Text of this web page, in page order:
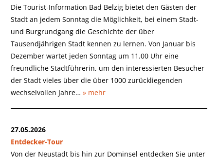
Die Tourist-Information Bad Belzig bietet den Gästen der
Stadt an jedem Sonntag die Möglichkeit, bei einem Stadt-
und Burgrundgang die Geschichte der über
Tausendjährigen Stadt kennen zu lernen. Von Januar bis
Dezember wartet jeden Sonntag um 11.00 Uhr eine
freundliche Stadtführerin, um den interessierten Besucher
der Stadt vieles über die über 1000 zurückliegenden
wechselvollen Jahre…» mehr
27.05.2026
Entdecker-Tour
Von der Neustadt bis hin zur Dominsel entdecken Sie unter